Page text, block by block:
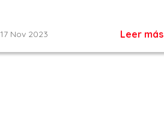
17 Nov 2023 Leer más